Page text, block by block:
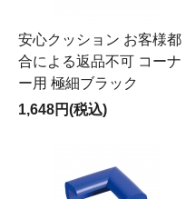
安心クッション お客様都
合による返品不可 コーナ
ー用 極細ブラック
1,648円(税込)